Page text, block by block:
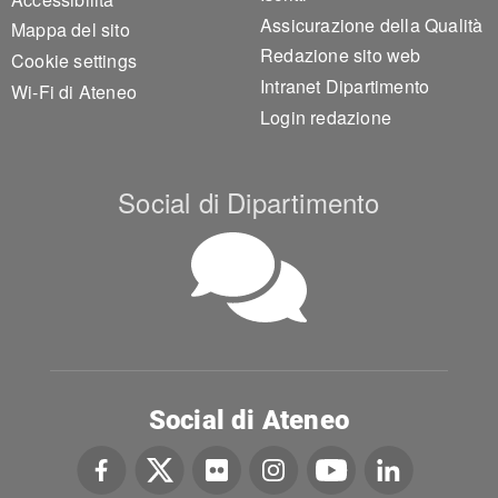
Mappa del sito
Cookie settings
Wi-Fi di Ateneo
Assicurazione della Qualità
Redazione sito web
Intranet Dipartimento
Login redazione
Social di Dipartimento
Social di Ateneo